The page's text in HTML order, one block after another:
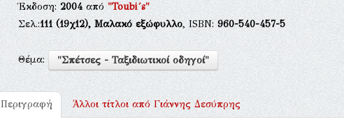
Έκδοση:2004από"Toubi´s"
Σελ.:111(19χ12), Μαλακό εξώφυλλο, ISBN:960-540-457-5
Θέμα: "Σπέτσες - Ταξιδιωτικοί οδηγοί"
Περιγραφή Άλλοι τίτλοι απόΓιάννης Δεσύπρης